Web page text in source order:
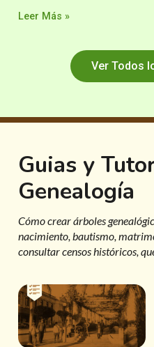
Leer Más »
Ver Todos
Guias y
Genealogía
Cómo crear árboles
nacimiento, bautismo,
consultar censos históricos,